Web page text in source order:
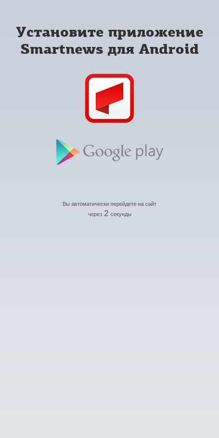
Установите приложение
Smartnews для Android
Вы автоматически перейдете на сайт
через 2 секунды